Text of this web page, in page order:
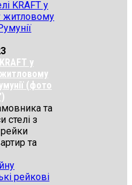
у
(фото
та
стелі з
рейки
та